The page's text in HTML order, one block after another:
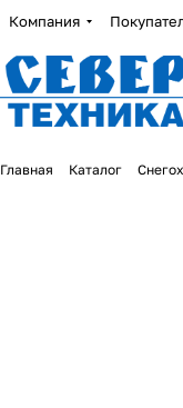
Компания
Главная Каталог